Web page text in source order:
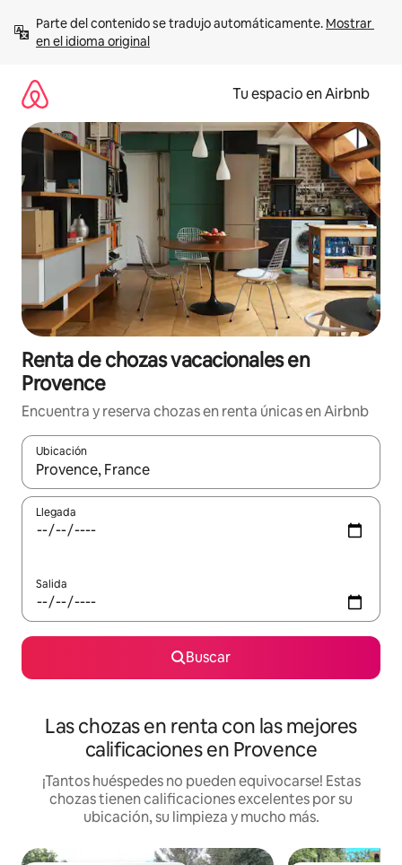
contenido
Parte del contenido se tradujo automáticamente. Mostrar
en el idioma original
Tu espacio en Airbnb
Renta de chozas vacacionales en
Provence
Encuentra y reserva chozas en renta únicas en Airbnb
Ubicación
Cuando los resultados estén disponibles, podrás navegar
Llegada
Salida
Buscar
Las chozas en renta con las mejores
calificaciones en Provence
¡Tantos huéspedes no pueden equivocarse! Estas
chozas tienen calificaciones excelentes por su
ubicación, su limpieza y mucho más.